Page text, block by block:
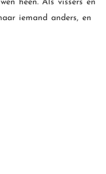
heen. Als vissers en
iemand anders, en